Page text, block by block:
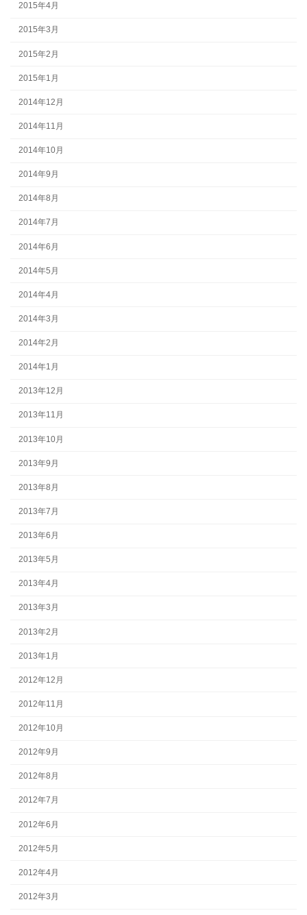
2015年4月
2015年3月
2015年2月
2015年1月
2014年12月
2014年11月
2014年10月
2014年9月
2014年8月
2014年7月
2014年6月
2014年5月
2014年4月
2014年3月
2014年2月
2014年1月
2013年12月
2013年11月
2013年10月
2013年9月
2013年8月
2013年7月
2013年6月
2013年5月
2013年4月
2013年3月
2013年2月
2013年1月
2012年12月
2012年11月
2012年10月
2012年9月
2012年8月
2012年7月
2012年6月
2012年5月
2012年4月
2012年3月